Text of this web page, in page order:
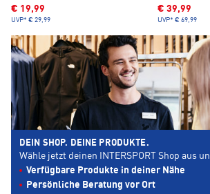
€ 19,99
UVP* € 29,99
€ 39,99
UVP* € 69,99
DEIN SHOP. DEINE PRODUKTE.
Wähle jetzt deinen INTERSPORT Shop aus
Verfügbare Produkte in deiner Nähe
Persönliche Beratung vor Ort